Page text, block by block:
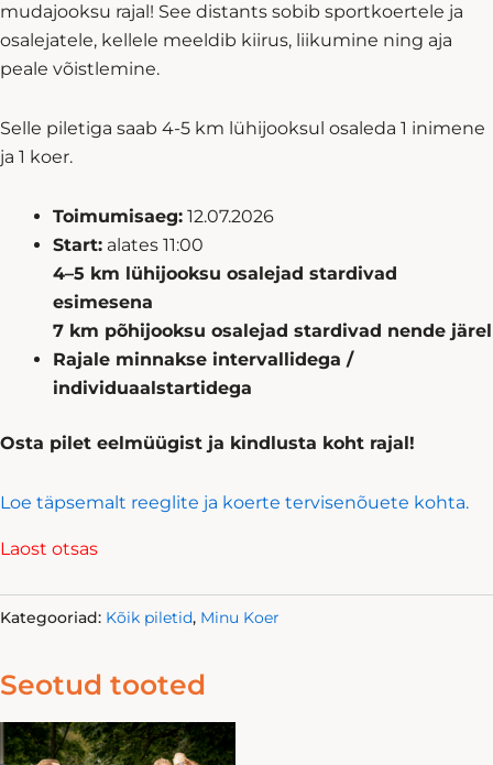
mudajooksu rajal! See distants sobib sportkoertele ja
osalejatele, kellele meeldib kiirus, liikumine ning aja
peale võistlemine.
Selle piletiga saab 4-5 km lühijooksul osaleda 1 inimene
ja 1 koer.
Toimumisaeg: 12.07.2026
Start: alates 11:00
4–5 km lühijooksu osalejad stardivad
esimesena
7 km põhijooksu osalejad stardivad nende järel
Rajale minnakse intervallidega /
individuaalstartidega
Osta pilet eelmüügist ja kindlusta koht rajal!
Loe täpsemalt reeglite ja koerte tervisenõuete kohta.
Laost otsas
Kategooriad: Kõik piletid, Minu Koer
Seotud tooted